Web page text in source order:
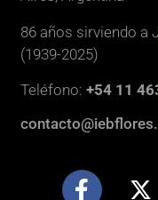
86 años sirviendo a
(1939-2025)
Teléfono:+54 11
F
X